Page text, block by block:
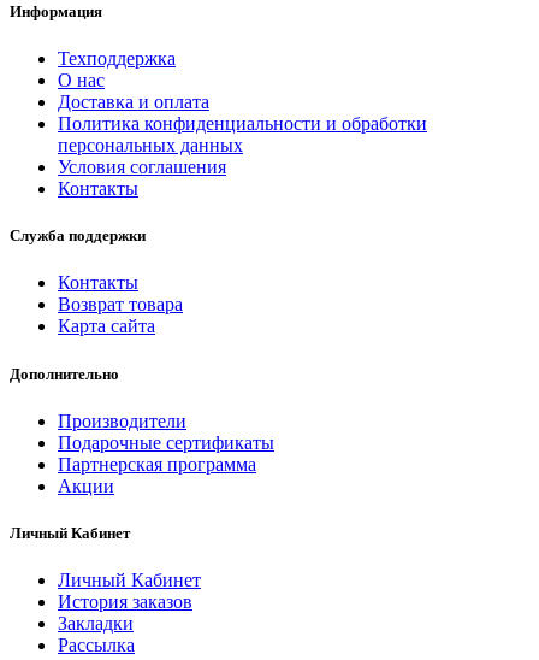
Информация
Техподдержка
О нас
Доставка и оплата
Политика конфиденциальности и обработки
персональных данных
Условия соглашения
Контакты
Служба поддержки
Контакты
Возврат товара
Карта сайта
Дополнительно
Производители
Подарочные сертификаты
Партнерская программа
Акции
Личный Кабинет
Личный Кабинет
История заказов
Закладки
Рассылка